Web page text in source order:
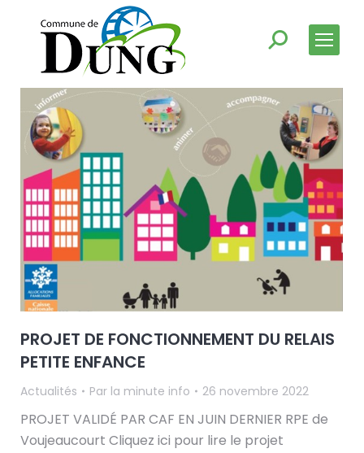
PROJET DE FONCTIONNEMENT DU RELAIS
PETITE ENFANCE
Actualités Par la minute info 26 novembre 2022
PROJET VALIDÉ PAR CAF EN JUIN DERNIER RPE de
Voujeaucourt Cliquez ici pour lire le projet